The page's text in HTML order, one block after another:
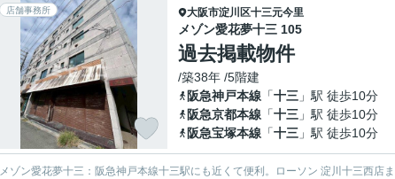
店舗事務所 大阪市淀川区十三元今里
メゾン愛花夢十三 105
過去掲載物件
/築38年 /5階建
阪急神戸本線 「十三 」駅 徒歩10分
阪急京都本線 「十三 」駅 徒歩10分
阪急宝塚本線 「十三 」駅 徒歩10分
メゾン愛花夢十三：阪急神戸本線十三駅にも近くて便利。ローソン 淀川十三西